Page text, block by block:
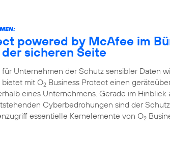
powered by McAfee im
sicheren Seite
Unternehmen der Schutz sensibler Daten
mit O2 Business Protect einen
eines Unternehmens. Gerade im Hinblick
Cyberbedrohungen sind der
essentielle Kernelemente von O2